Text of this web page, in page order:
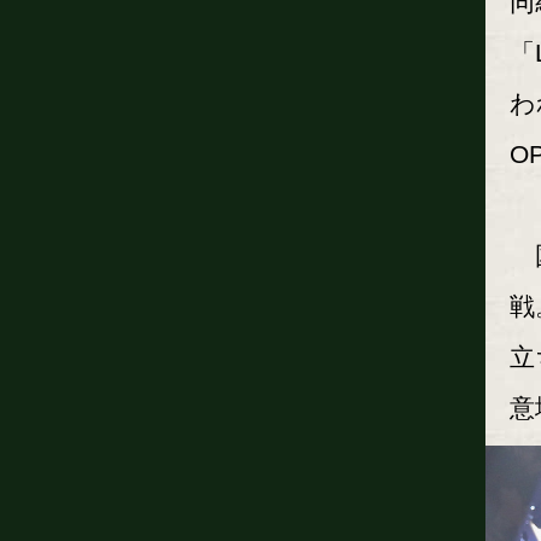
戦
意